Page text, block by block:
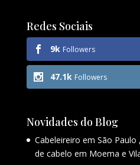
Redes Sociais
9k Followers
47.1k Followers
Novidades do Blog
Cabeleireiro em São
de cabelo em Moema e